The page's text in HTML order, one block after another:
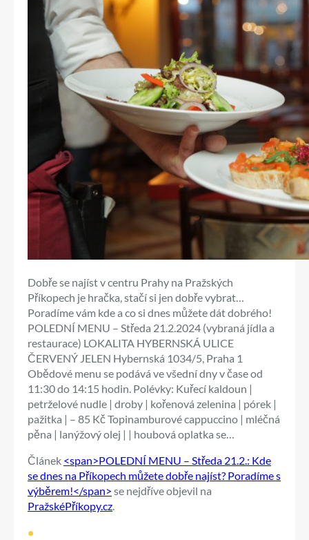
Dobře se najíst v centru Prahy na Pražských
Příkopech je hračka, stačí si jen dobře vybrat…
Poradíme vám kde a co si dnes můžete dát dobrého!
POLEDNÍ MENU – Středa 21.2.2024 (vybraná jídla a
restaurace) LOKALITA HYBERNSKÁ ULICE
ČERVENÝ JELEN Hybernská 1034/5, Praha 1
Obědové menu se podává ve všední dny v čase od
11:30 do 14:15 hodin. Polévky: Kuřecí kaldoun |
petrželové nudle | droby | kořenová zelenina | pórek |
pažitka | – 85 Kč Topinamburové cappuccino | mléčná
pěna | lanýžový olej | | houbová oplatka se…
Článek <span>POLEDNÍ MENU – Středa 21.2.: Kde
se dnes na Příkopech můžete dobře najíst? Poradíme s
výběrem!</span> se nejdříve objevil na
PražskéPříkopy.cz
•